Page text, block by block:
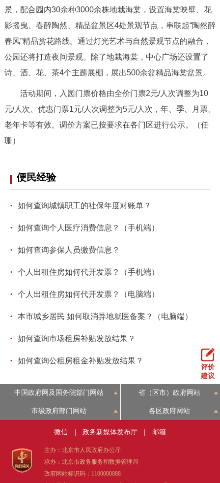
参与调查 在线访谈 图说互动
走进北京
北京概况 十六区概览 人文北京
多语种
DEUTSCH
ESPAÑOL العربية
景，配合园内30余种3000余株地栽海棠，设置海棠映壁、花
影摇曳、春醉陶然、精品盆景区4处景观节点，串联起“陶然醉
春风”精品赏花路线。通过灯光艺术与自然景观节点的融合，
公园还将打造夜间景观。除了地栽海棠，中心广场还设置了
诗、酒、花、茶4个主题展棚，展出500余盆精品海棠盆景。
活动期间，入园门票价格由全价门票2元/人次调整为10
元/人次、优惠门票1元/人次调整为5元/人次，年、季、月票、
老年卡等有效。调价方案已按要求在各门区进行公示。（任
珊）
便民经验
· 如何查询城镇职工的社保年度对账单？
· 如何查询个人医疗消费信息？（手机端）
· 如何查询参保人员缴费信息？
· 个人出租住房如何代开发票？（手机端）
· 个人出租住房如何代开发票？（电脑端）
· 本市城乡居民 如何取消异地就医备案？（电脑端）
· 如何查询市场租房补贴发放结果？
· 如何查询公租房租金补贴发放结果？
评价
建议
中国政府网及国务院部门网站 省（区市）政府网站
市级政府部门网站 各区政府网站
微信 政务新媒体发布厅 邮箱
主办：北京市人民政府办公厅
承办：北京市政务服务和数据管理局
政府网站标识码：1100000088